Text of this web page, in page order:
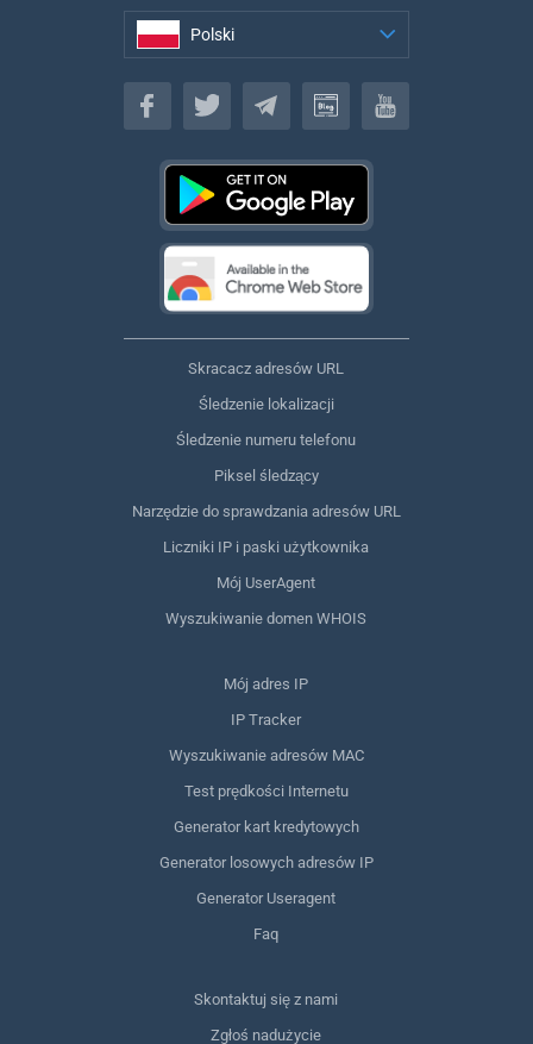
Polski
Polski
Skracacz adresów URL
Śledzenie lokalizacji
Śledzenie numeru telefonu
Piksel śledzący
Narzędzie do sprawdzania adresów URL
Liczniki IP i paski użytkownika
Mój UserAgent
Wyszukiwanie domen WHOIS
Mój adres IP
IP Tracker
Wyszukiwanie adresów MAC
Test prędkości Internetu
Generator kart kredytowych
Generator losowych adresów IP
Generator Useragent
Faq
Skontaktuj się z nami
Zgłoś nadużycie